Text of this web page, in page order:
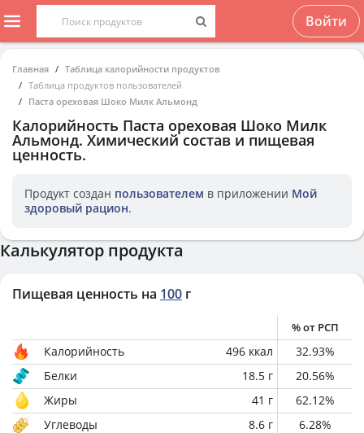
Войти
Главная
Таблица калорийности продуктов
Таблица продуктов пользователей
Паста ореховая Шоко Милк Альмонд
Калорийность Паста ореховая Шоко Милк
Альмонд. Химический состав и пищевая
ценность.
Продукт создан пользователем в приложении Мой
здоровый рацион.
Калькулятор продукта
Пищевая ценность на 100 г
% от РСП
Калорийность 496 ккал 32.93%
Белки
18.5 г 20.56%
Жиры
41 г 62.12%
Углеводы
8.6 г 6.28%